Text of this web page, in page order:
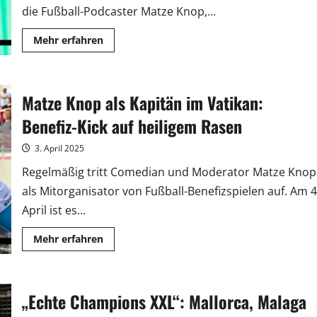
die Fußball-Podcaster Matze Knop,...
Mehr erfahrenMehr
Informationen
Mit
Woltemade
aus
der
Sommerpause
Matze Knop als Kapitän im Vatikan:
Benefiz-Kick auf heiligem Rasen
3. April 2025
Regelmäßig tritt Comedian und Moderator Matze Knop
als Mitorganisator von Fußball-Benefizspielen auf. Am
April ist es...
Mehr erfahrenMehr
Informationen
Kapitän
im
„Echte Champions XXL“: Mallorca, Malaga